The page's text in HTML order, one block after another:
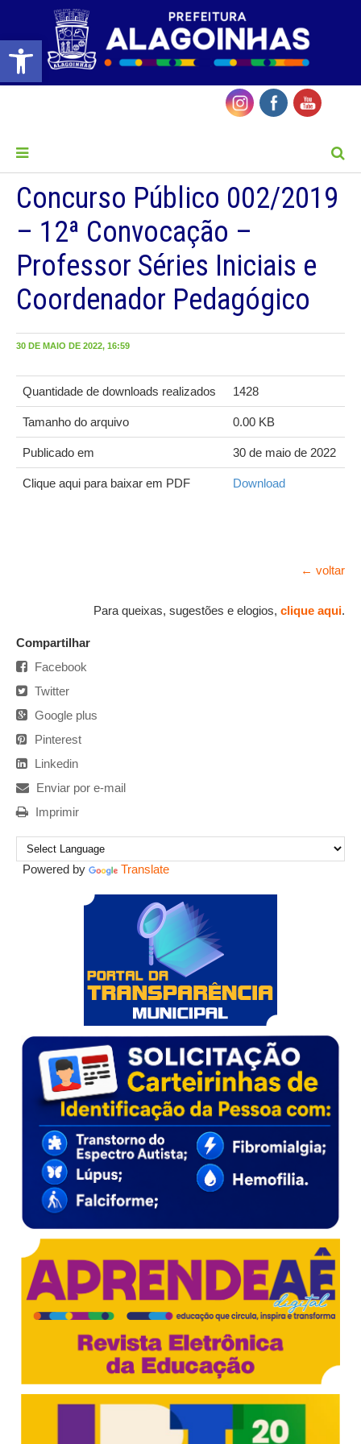
Barra de Ferramentas Aberta
Concurso Público 002/2019
– 12ª Convocação –
Professor Séries Iniciais e
Coordenador Pedagógico
30 DE MAIO DE 2022, 16:59
Quantidade de downloads realizados 1428
Tamanho do arquivo 0.00 KB
Publicado em 30 de maio de 2022
Clique aqui para baixar em PDF Download
← voltar
Para queixas, sugestões e elogios, clique aqui.
Compartilhar
Facebook
Twitter
Google plus
Pinterest
Linkedin
Enviar por e-mail
Imprimir
Powered by Translate